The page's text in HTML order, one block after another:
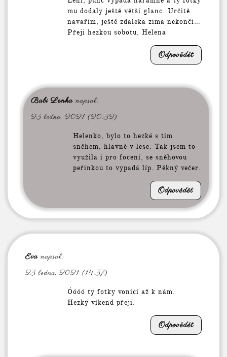
mu dodaly ještě větší glanc. Určitě
navařím, ještě zdaleka zima nekončí…
Přeji hezkou sobotu, Helena
Odpovědět
Babi Lenka napsal:
23 ledna, 2021 (20:32)
Helenko, bylo to hezké s tím
sněhem, hlavně v lese. Tak jsem to
využila i pro focení, se sněhovou
peřinkou to vypadá líp. Pěkný večer.
Odpovědět
Eva napsal:
23 ledna, 2021 (14:37)
Óóóó ty fotky vonící až k nám.
Hezký víkend přeji.
Odpovědět